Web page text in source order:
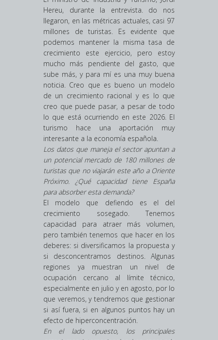
Hereu, durante la entrevista. do nos
llegaron, en las métricas actuales, casi 97
millones de turistas. Es evidente que
podemos mantener la misma tasa de
crecimiento este ejercicio, pero estoy
mucho más pendiente del gasto, que
sube más, y para mí es una muy buena
noticia. Creo que es bueno un modelo
de un crecimiento racional y es lo que
creo que puede pasar, a pesar de todo
lo que está ocurriendo en este 2026. El
turismo hace una aportación muy
interesante a la economía española.
Los datos que maneja el sector apuntan a
un potencial mercado de 180 millones de
turistas que no viajarán este año a Oriente
Próximo. ¿Qué capacidad tiene España
para absorber esta demanda?
El modelo que defiendo es el del
crecimiento sosegado. Tenemos
capacidad para atraer más volumen,
pero también tenemos que hacer en los
deberes: si diversificamos la propuesta y
si desconcentramos destinos. Algunas
regiones ya muestran un nivel de
ocupación cercano al límite técnico,
especialmente en julio y en agosto, por lo
que veremos, y tendremos que gestionar
si así fuera, si en algunos puntos hay un
efecto de hiperconcentración.
En el lado opuesto, los principales